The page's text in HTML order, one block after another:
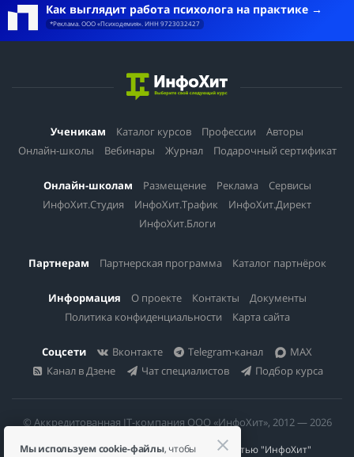
Как выглядит работа психолога на практике
*Реклама. ООО «Психодемия». ИНН 9723032427
Ученикам Каталог курсов Профессии
Авторы
Онлайн-школы
Вебинары Журнал Подарочный сертификат
Онлайн-школам Размещение Реклама
Сервисы
ИнфоХит.Студия
ИнфоХит.Трафик
ИнфоХит.Директ
ИнфоХит.Блоги
Партнерам Партнерская программа Каталог партнёрок
Информация О проекте Контакты
Документы
Политика конфиденциальности
Карта сайта
Соцсети Вконтакте Telegram-канал
MAX
Канал в Дзене
Чат специалистов Подбор курса
© Аккредитованная IT-компания ООО «ИнфоХит», 2012 — 2026
Общество с ограниченной ответственностью "ИнфоХит"
Мы используем cookie-файлы, чтобы